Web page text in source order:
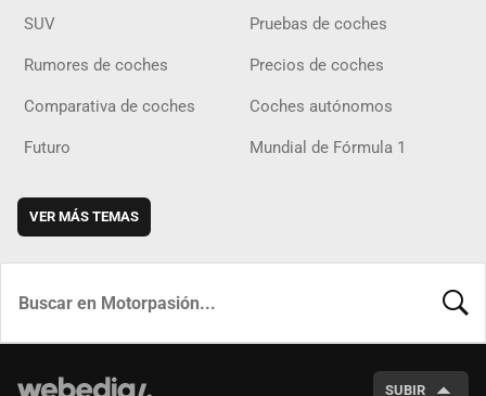
SUV Pruebas de coches
Rumores de coches Precios de coches
Comparativa de coches Coches autónomos
Futuro Mundial de Fórmula 1
VER MÁS TEMAS
SUBIR